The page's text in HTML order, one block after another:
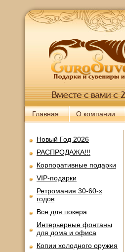
Главная О компании
Новый Год 2026
РАСПРОДАЖА!!!
Корпоративные подарки
VIP-подарки
Ретромания 30-60-х
годов
Все для покера
Интерьерные фонтаны
для дома и офиса
Копии холодного оружия